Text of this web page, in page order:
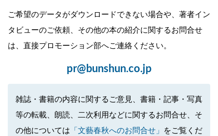
ご希望のデータがダウンロードできない場合や、著者イン
タビューのご依頼、その他の本の紹介に関するお問合せ
は、直接プロモーション部へご連絡ください。
pr@bunshun.co.jp
雑誌・書籍の内容に関するご意見、書籍・記事・写真
等の転載、朗読、二次利用などに関するお問合せ、そ
の他については 「文藝春秋へのお問合せ」
をご覧くだ